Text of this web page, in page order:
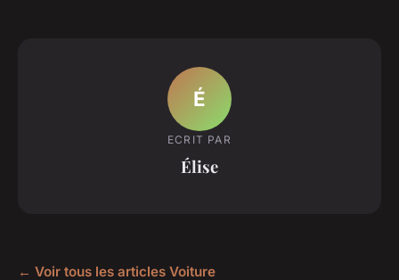
É
ECRIT PAR
Élise
← Voir tous les articles Voiture